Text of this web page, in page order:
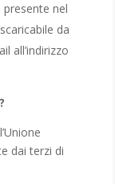
nel
da
all’indirizzo
dai terzi di